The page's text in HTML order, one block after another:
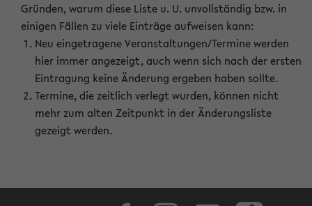
Gründen, warum diese Liste u. U. unvollständig bzw. in
einigen Fällen zu viele Einträge aufweisen kann:
Neu eingetragene Veranstaltungen/Termine werden
hier immer angezeigt, auch wenn sich nach der ersten
Eintragung keine Änderung ergeben haben sollte.
Termine, die zeitlich verlegt wurden, können nicht
mehr zum alten Zeitpunkt in der Änderungsliste
gezeigt werden.